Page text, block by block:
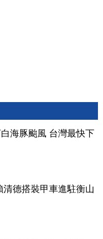
海豚颱風 台灣最快下
清德搭裝甲車進駐衡山